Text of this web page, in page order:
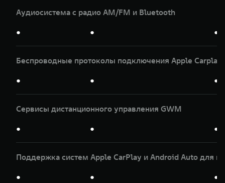
Аудиосистема с радио AM/FM и Bluetooth
● ● ●
Беспроводные протоколы подключения Apple Carplay
● ● ●
Сервисы дистанционного управления GWM
● ● ●
Поддержка систем Apple CarPlay и Android Auto для
● ● ●